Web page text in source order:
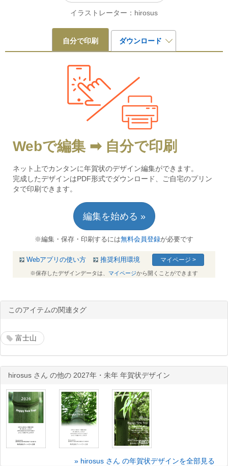
イラストレーター：hirosus
自分で印刷 ダウンロード
Webで編集 ➡ 自分で印刷
ネット上でカンタンに年賀状のデザイン編集ができます。
完成したデザインはPDF形式でダウンロード、ご自宅のプリン
タで印刷できます。
編集を始める »
※編集・保存・印刷するには無料会員登録が必要です
Webアプリの使い方 推奨利用環境 マイページ >
※保存したデザインデータは、 マイページから開くことができます
このアイテムの関連タグ
富士山
hirosus さん の他の 2027年・未年 年賀状デザイン
» hirosus さん の年賀状デザインを全部見る